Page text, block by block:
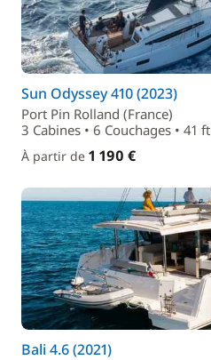
Sun Odyssey 410 (2023)
Port Pin Rolland (France)
3 Cabines • 6 Couchages • 41 ft
À partir de 1 190 €
Bali 4.6 (2021)